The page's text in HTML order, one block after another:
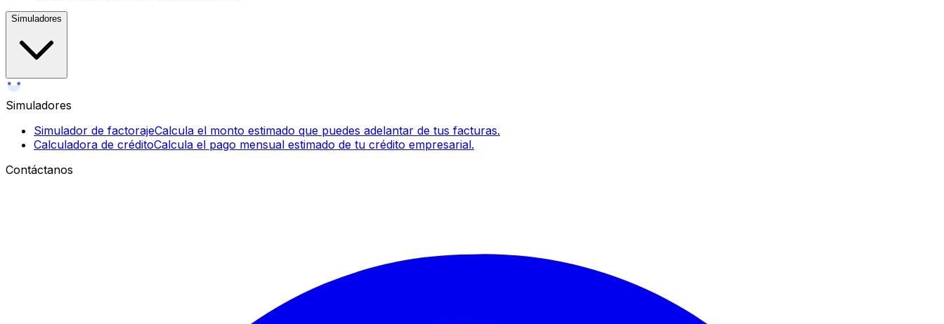
Simuladores
Simuladores
Simulador de factorajeCalcula el monto estimado que puedes adelantar de tus facturas.
Calculadora de créditoCalcula el pago mensual estimado de tu crédito empresarial.
Contáctanos